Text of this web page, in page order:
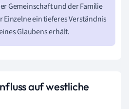
Gemeinschaft und der Familie
ein tieferes Verständnis
Glaubens erhält.
auf westliche